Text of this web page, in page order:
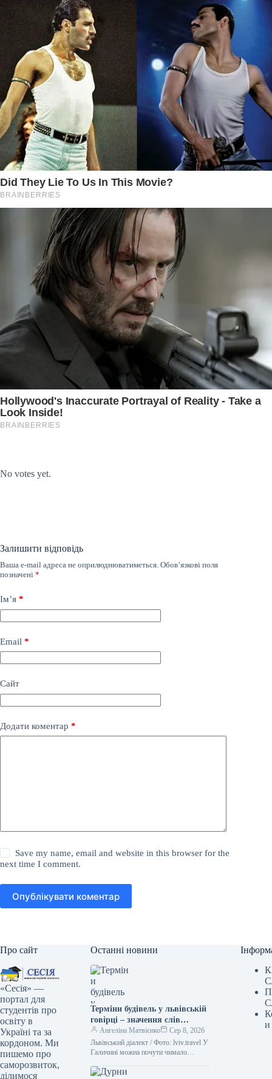
No votes yet.
Залишити відповідь
Ваша e-mail адреса не оприлюднюватиметься. Обов’язкові поля
позначені *
Ім’я *
Email *
Сайт
Додати коментар *
Save my name, email and website in this browser for the
next time I comment.
Опублікувати коментар
Про сайт
«Сесія» —
портал для
студентів про
освіту в
Україні та за
кордоном. Ми
пишемо про
саморозвиток,
ділимося
Останні новини
Терміни будівель у львівській
говірці – значення слів
“двірець”, “креденс”,
“кнайпа”
Ангеліна Матвієнко
Сер 8, 2026
Львівський діалект / Фото: lviv.travel У
Галичині можна почути чимало
спантеличити навіть досвідченого
и